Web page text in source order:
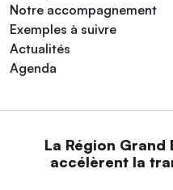
Notre accompagnement
Exemples à suivre
Actualités
Agenda
La Région Grand
accélèrent la